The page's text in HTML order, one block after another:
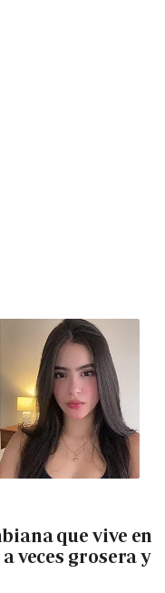
que vive en
veces grosera y